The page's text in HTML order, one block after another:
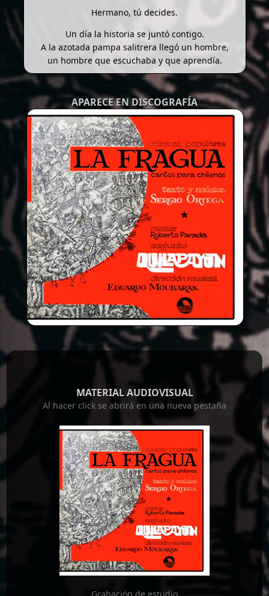
Hermano, tú decides.
Un día la historia se juntó contigo.
A la azotada pampa salitrera llegó un hombre,
un hombre que escuchaba y que aprendía.
APARECE EN DISCOGRAFÍA
MATERIAL AUDIOVISUAL
Al hacer click se abrirá en una nueva pestaña